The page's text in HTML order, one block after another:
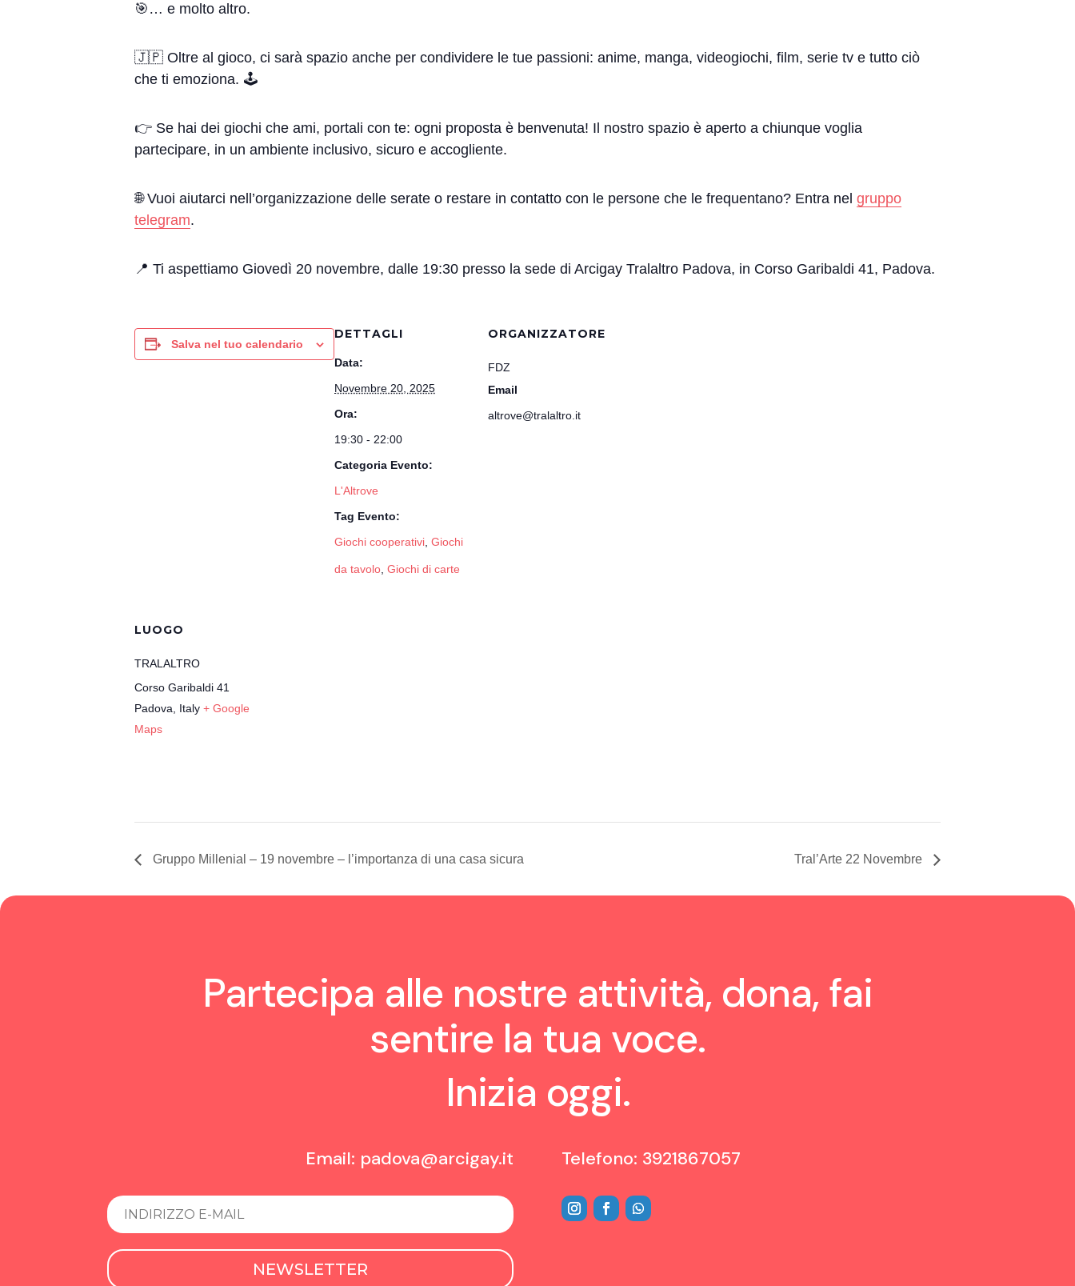
🎯… e molto altro.
🇯🇵 Oltre al gioco, ci sarà spazio anche per condividere le tue passioni: anime, manga, videogiochi, film, serie tv e tutto ciò
che ti emoziona. 🕹️
👉 Se hai dei giochi che ami, portali con te: ogni proposta è benvenuta! Il nostro spazio è aperto a chiunque voglia
partecipare, in un ambiente inclusivo, sicuro e accogliente.
🌐 Vuoi aiutarci nell’organizzazione delle serate o restare in contatto con le persone che le frequentano? Entra nel gruppo
telegram.
📍 Ti aspettiamo Giovedì 20 novembre, dalle 19:30 presso la sede di Arcigay Tralaltro Padova, in Corso Garibaldi 41, Padova.
Salva nel tuo calendario
DETTAGLI
Data:
Novembre 20, 2025
Ora:
19:30 - 22:00
Categoria Evento:
L'Altrove
Tag Evento:
Giochi cooperativi Giochi
da tavolo Giochi di carte
ORGANIZZATORE
FDZ
Email
altrove@tralaltro.it
LUOGO
TRALALTRO
Corso Garibaldi 41
Padova
Italy + Google
Maps
Gruppo Millenial – 19 novembre – l’importanza di una casa sicura Tral’Arte 22 Novembre
Partecipa alle nostre attività, dona, fai
sentire la tua voce.
Inizia oggi.
Email: padova@arcigay.it
NEWSLETTER
Telefono: 3921867057